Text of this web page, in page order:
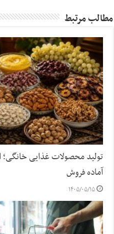
مطالب مرتبط
تولید محصولات غذایی خانگی؛
آماده فروش
۱۴۰۵/۰۵/۱۵